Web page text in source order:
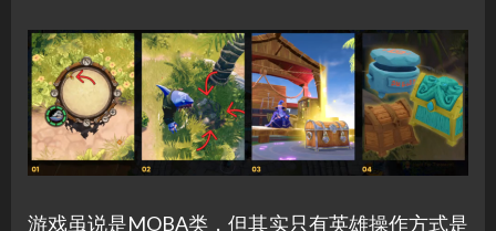
游戏虽说是MOBA类，但其实只有英雄操作方式是